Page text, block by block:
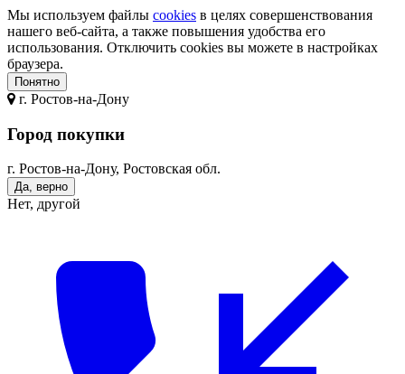
Мы используем файлы cookies в целях совершенствования
нашего веб-сайта, а также повышения удобства его
использования. Отключить cookies вы можете в настройках
браузера.
Понятно
г. Ростов-на-Дону
Город покупки
г. Ростов-на-Дону, Ростовская обл.
Да, верно
Нет, другой